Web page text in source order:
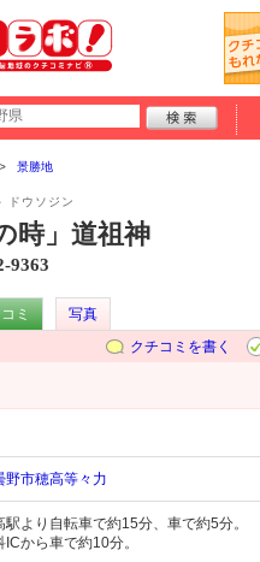
景勝地
ドウソジン
時」道祖神
9363
ミ
写真
クチコミを書く
野市穂高等々力
駅より自転車で約15分、車で約5分。
ICから車で約10分。